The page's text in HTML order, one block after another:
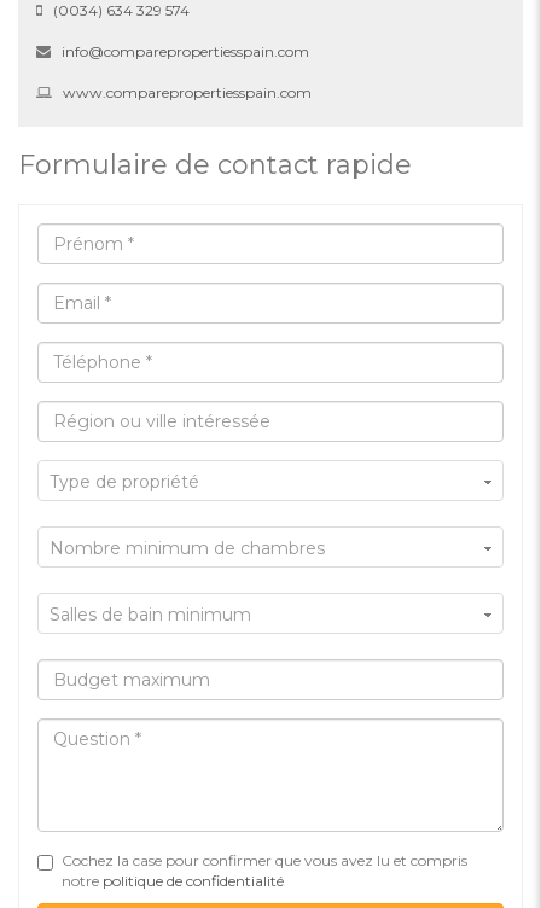
(0034) 634 329 574
info@comparepropertiesspain.com
www.comparepropertiesspain.com
Formulaire de contact rapide
Type de propriété
Nombre minimum de chambres
Salles de bain minimum
Cochez la case pour confirmer que vous avez lu et compris
notre politique de confidentialité